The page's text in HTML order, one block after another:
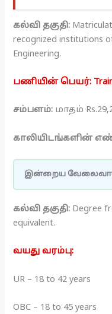
கல்வி தகுதி:
recognized institutions
Engineering.
பணியின் பெயர்:
சம்பளம்: மாதம்
காலியிடங்களின்
இன்றைய
கல்வி தகுதி: Degree
equivalent.
வயது வரம்பு:
UR – 18 to 42 years
OBC – 18 to 45 years